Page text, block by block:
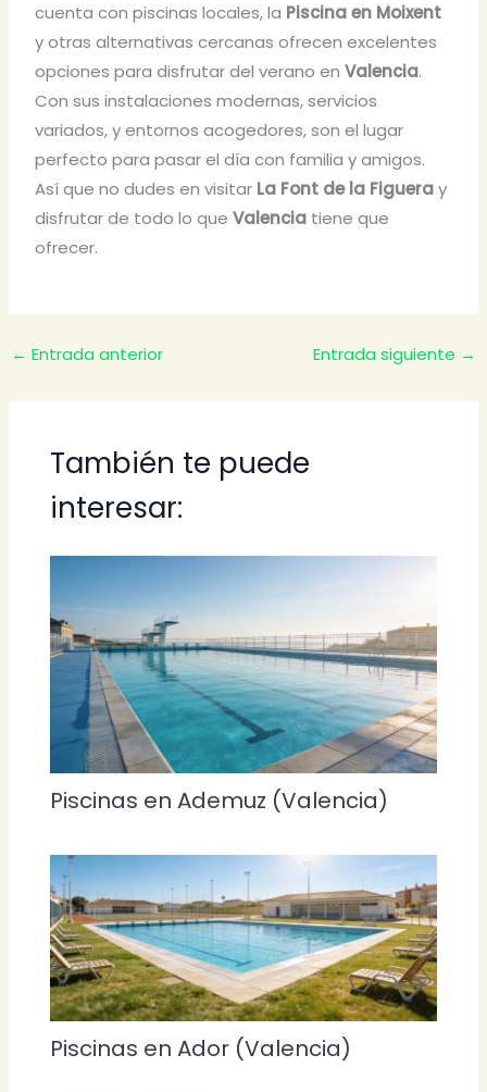
cuenta con piscinas locales, la Piscina en Moixent
y otras alternativas cercanas ofrecen excelentes
opciones para disfrutar del verano enValencia.
Con sus instalaciones modernas, servicios
variados, y entornos acogedores, son el lugar
perfecto para pasar el día con familia y amigos.
Así que no dudes en visitar La Font de la Figueray
disfrutar de todo lo queValencia tiene que
ofrecer.
← Entrada anterior Entrada siguiente →
También te puede
interesar:
Piscinas en Ademuz (Valencia)
Piscinas en Ador (Valencia)